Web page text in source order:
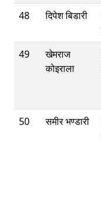
48
दिपेश बिडारी
49
खेमराज
कोइराला
50
समीर भण्डारी